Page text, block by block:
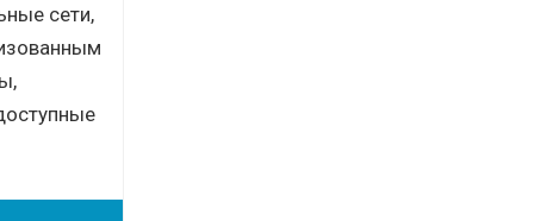
сети,